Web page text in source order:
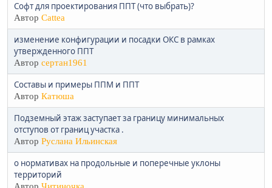
Софт для проектирования ППТ (что выбрать)?
Автор Cattea
изменение конфигурации и посадки ОКС в рамках
утвержденного ППТ
Автор сертан1961
Составы и примеры ППМ и ППТ
Автор Катюша
Подземный этаж заступает за границу минимальных
отступов от границ участка .
Автор Руслана Ильинская
о нормативах на продольные и поперечные уклоны
территорий